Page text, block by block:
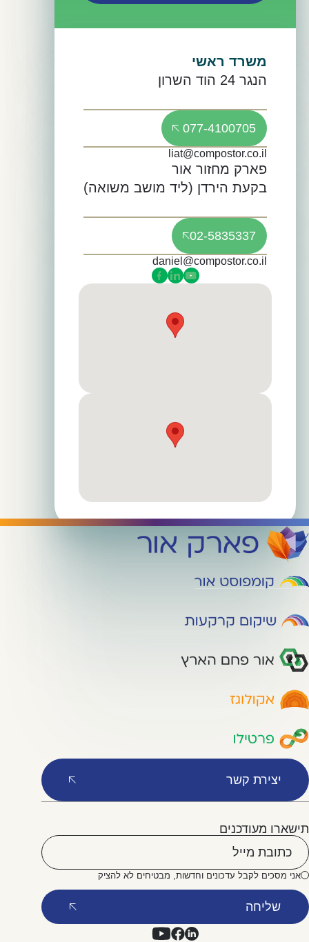
משרד ראשי
הנגר 24 הוד השרון
077-4100705
liat@compostor.co.il
פארק מחזור אור
בקעת הירדן (ליד מושב משואה)
02-5835337
daniel@compostor.co.il
יצירת קשר
תישארו מעודכנים
אני מסכים לקבל עדכונים וחדשות, מבטיחים לא להציק
שליחה